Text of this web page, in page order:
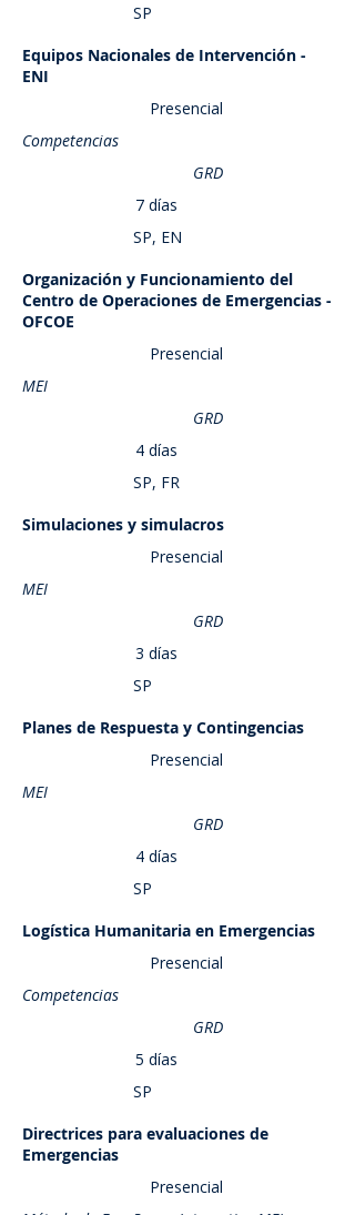
SP
Saber más
Equipos Nacionales de Intervención -
ENI
Presencial
Competencias
GRD
7 días
SP, EN
Saber más
Organización y Funcionamiento del
Centro de Operaciones de Emergencias -
OFCOE
Presencial
MEI
GRD
4 días
SP, FR
Saber más
Simulaciones y simulacros
Presencial
MEI
GRD
3 días
SP
Saber más
Planes de Respuesta y Contingencias
Presencial
MEI
GRD
4 días
SP
Saber más
Logística Humanitaria en Emergencias
Presencial
Competencias
GRD
5 días
SP
Saber más
Directrices para evaluaciones de
Emergencias
Presencial